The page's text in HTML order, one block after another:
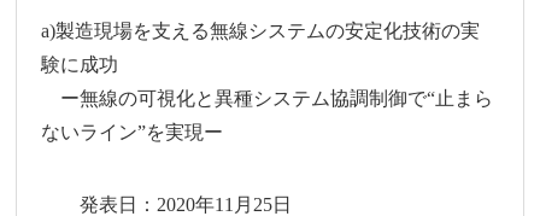
a)製造現場を支える無線システムの安定化技術の実
験に成功
ー無線の可視化と異種システム協調制御で“止まら
ないライン”を実現ー
発表日：2020年11月25日